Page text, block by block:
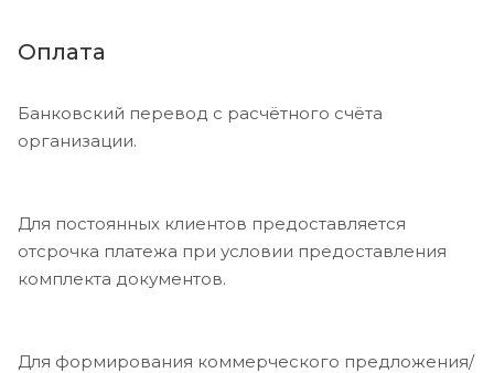
Оплата
Банковский перевод с расчётного счёта
организации.
Для постоянных клиентов предоставляется
отсрочка платежа при условии предоставления
комплекта документов.
Для формирования коммерческого предложения/